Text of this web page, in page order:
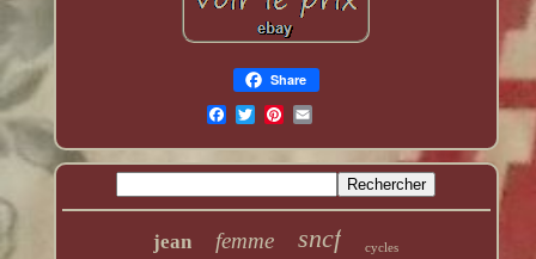
Share
jean femme sncf cycles